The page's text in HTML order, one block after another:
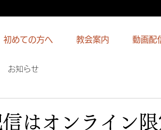
初めての方へ 教会案内 動画配
お知らせ
はオンライン